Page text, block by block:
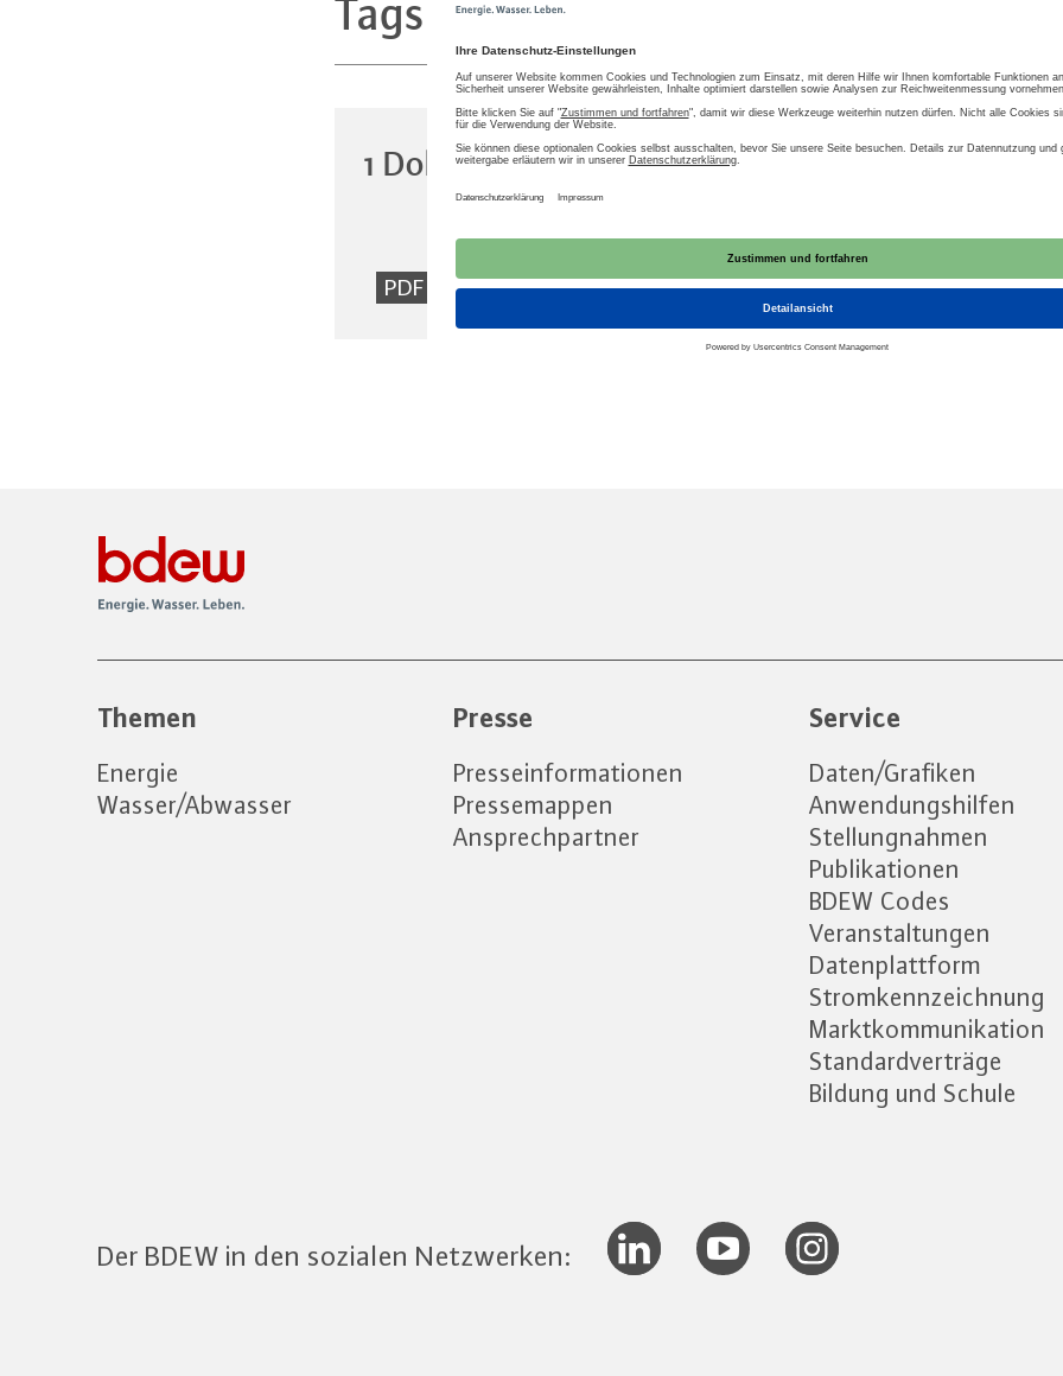
Tags Trinkwasser
1 Dokument zum Download
PDF Angepasster Entwurf der Trinkwasserverordnung
Themen
Energie
Wasser/Abwasser
Presse
Presseinformationen
Pressemappen
Ansprechpartner
Service
Daten/Grafiken
Anwendungshilfen
Stellungnahmen
Publikationen
BDEW Codes
Veranstaltungen
Datenplattform
Stromkennzeichnung
Marktkommunikation
Standardverträge
Bildung und Schule
Der BDEW in den sozialen Netzwerken: